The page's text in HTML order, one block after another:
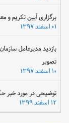
برگزاری آیین تکریم و
بازدید مدیرعامل
تصویر
توضیحی در مورد خبر
۱۲ اسفند ۱۳۹۹